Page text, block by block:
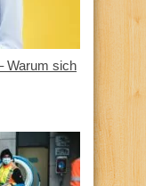
Warum sich